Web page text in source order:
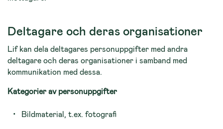
Deltagare och deras organisationer
Lif kan dela deltagares personuppgifter med andra
deltagare och deras organisationer i samband med
kommunikation med dessa.
Kategorier av personuppgifter
Bildmaterial, t.ex. fotografi